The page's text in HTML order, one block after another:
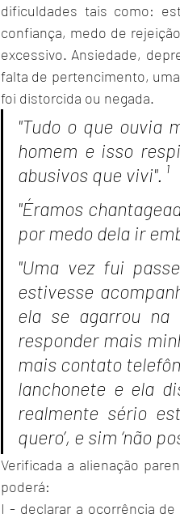
dificuldades tais como:
confiança, medo de
excessivo. Ansiedade,
falta de pertencimento,
foi distorcida ou negada.
"Tudo o que ouvia
homem e isso
abusivos que vivi". ¹
"Éramos
por medo dela ir
"Uma vez fui
estivesse
ela se agarrou na
responder mais
mais contato
lanchonete e ela
realmente sério
quero’, e sim ‘não
Verificada a alienação
poderá:
I - declarar a ocorrência